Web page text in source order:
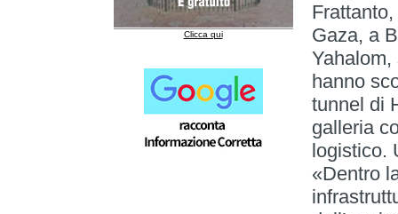
Clicca qui
Gaza, a
hanno
tunnel di
galleria
logistico.
«Dentro